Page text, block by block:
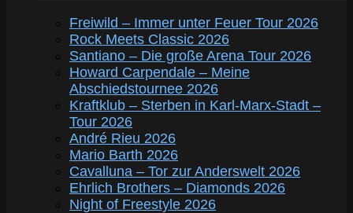
Freiwild – Immer unter Feuer Tour 2026
Rock Meets Classic 2026
Santiano – Die große Arena Tour 2026
Howard Carpendale – Meine
Abschiedstournee 2026
Kraftklub – Sterben in Karl-Marx-Stadt –
Tour 2026
André Rieu 2026
Mario Barth 2026
Cavalluna – Tor zur Anderswelt 2026
Ehrlich Brothers – Diamonds 2026
Night of Freestyle 2026